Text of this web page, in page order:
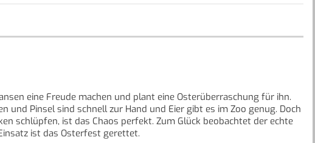
eine Freude machen und plant eine Osterüberraschung für ihn.
und Pinsel sind schnell zur Hand und Eier gibt es im Zoo genug. Doch
schlüpfen, ist das Chaos perfekt. Zum Glück beobachtet der echte
ist das Osterfest gerettet.